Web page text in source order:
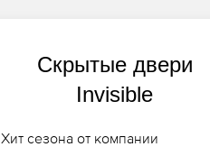
Скрытые двери
Invisible
Хит сезона от компании